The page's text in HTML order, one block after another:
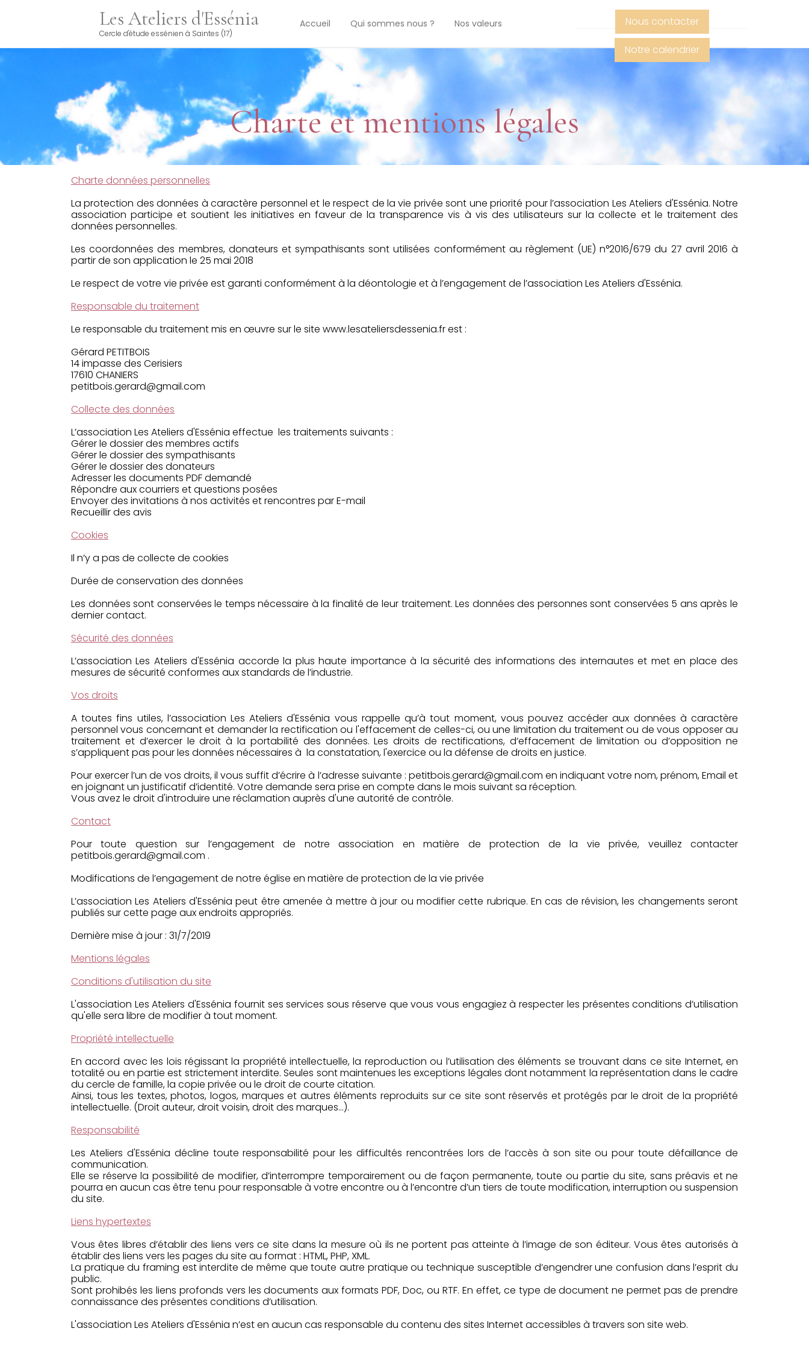
Les Ateliers d'Essénia
Cercle d'étude essénien à Saintes (17)
Accueil Qui sommes nous ? Nos valeurs Nous contacter
Notre calendrier
Charte et mentions légales
Charte données personnelles
La protection des données à caractère personnel et le respect de la vie privée sont une priorité pour l’association Les Ateliers d'Essénia. Notre
association participe et soutient les initiatives en faveur de la transparence vis à vis des utilisateurs sur la collecte et le traitement des
données personnelles.
Les coordonnées des membres, donateurs et sympathisants sont utilisées conformément au règlement (UE) n°2016/679 du 27 avril 2016 à
partir de son application le 25 mai 2018
Le respect de votre vie privée est garanti conformément à la déontologie et à l’engagement de l’association Les Ateliers d'Essénia.
Responsable du traitement
Le responsable du traitement mis en œuvre sur le site www.lesateliersdessenia.fr est :
Gérard PETITBOIS
14 impasse des Cerisiers
17610 CHANIERS
petitbois.gerard@gmail.com
Collecte des données
L’association Les Ateliers d'Essénia effectue les traitements suivants :
Gérer le dossier des membres actifs
Gérer le dossier des sympathisants
Gérer le dossier des donateurs
Adresser les documents PDF demandé
Répondre aux courriers et questions posées
Envoyer des invitations à nos activités et rencontres par E-mail
Recueillir des avis
Cookies
Il n’y a pas de collecte de cookies
Durée de conservation des données
Les données sont conservées le temps nécessaire à la finalité de leur traitement. Les données des personnes sont conservées 5 ans après le
dernier contact.
Sécurité des données
L’association Les Ateliers d'Essénia accorde la plus haute importance à la sécurité des informations des internautes et met en place des
mesures de sécurité conformes aux standards de l’industrie.
Vos droits
A toutes fins utiles, l’association Les Ateliers d'Essénia vous rappelle qu’à tout moment, vous pouvez accéder aux données à caractère
personnel vous concernant et demander la rectification ou l'effacement de celles-ci, ou une limitation du traitement ou de vous opposer au
traitement et d’exercer le droit à la portabilité des données. Les droits de rectifications, d’effacement de limitation ou d’opposition ne
s’appliquent pas pour les données nécessaires à la constatation, l'exercice ou la défense de droits en justice.
Pour exercer l’un de vos droits, il vous suffit d’écrire à l’adresse suivante : petitbois.gerard@gmail.com en indiquant votre nom, prénom, Email et
en joignant un justificatif d’identité. Votre demande sera prise en compte dans le mois suivant sa réception.
Vous avez le droit d'introduire une réclamation auprès d'une autorité de contrôle.
Contact
Pour toute question sur l’engagement de notre association en matière de protection de la vie privée, veuillez contacter
petitbois.gerard@gmail.com .
Modifications de l’engagement de notre église en matière de protection de la vie privée
L’association Les Ateliers d'Essénia peut être amenée à mettre à jour ou modifier cette rubrique. En cas de révision, les changements seront
publiés sur cette page aux endroits appropriés.
Dernière mise à jour : 31/7/2019
Mentions légales
Conditions d'utilisation du site
L'association Les Ateliers d'Essénia fournit ses services sous réserve que vous vous engagiez à respecter les présentes conditions d’utilisation
qu'elle sera libre de modifier à tout moment.
Propriété intellectuelle
En accord avec les lois régissant la propriété intellectuelle, la reproduction ou l’utilisation des éléments se trouvant dans ce site Internet, en
totalité ou en partie est strictement interdite. Seules sont maintenues les exceptions légales dont notamment la représentation dans le cadre
du cercle de famille, la copie privée ou le droit de courte citation.
Ainsi, tous les textes, photos, logos, marques et autres éléments reproduits sur ce site sont réservés et protégés par le droit de la propriété
intellectuelle. (Droit auteur, droit voisin, droit des marques…).
Responsabilité
Les Ateliers d'Essénia décline toute responsabilité pour les difficultés rencontrées lors de l’accès à son site ou pour toute défaillance de
communication.
Elle se réserve la possibilité de modifier, d’interrompre temporairement ou de façon permanente, toute ou partie du site, sans préavis et ne
pourra en aucun cas être tenu pour responsable à votre encontre ou à l’encontre d’un tiers de toute modification, interruption ou suspension
du site.
Liens hypertextes
Vous êtes libres d’établir des liens vers ce site dans la mesure où ils ne portent pas atteinte à l’image de son éditeur. Vous êtes autorisés à
établir des liens vers les pages du site au format : HTML, PHP, XML.
La pratique du framing est interdite de même que toute autre pratique ou technique susceptible d’engendrer une confusion dans l’esprit du
public.
Sont prohibés les liens profonds vers les documents aux formats PDF, Doc, ou RTF. En effet, ce type de document ne permet pas de prendre
connaissance des présentes conditions d’utilisation.
L'association Les Ateliers d'Essénia n’est en aucun cas responsable du contenu des sites Internet accessibles à travers son site web.